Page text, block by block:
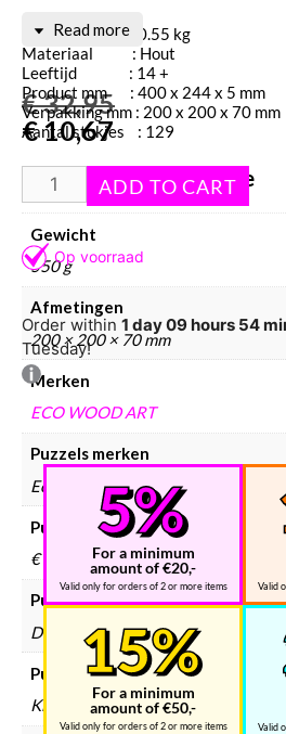
Gewicht : 0.55 kg
Materiaal : Hout
Leeftijd : 14 +
Product mm : 400 x 244 x 5 mm
Verpakking mm : 200 x 200 x 70 mm
Aantal stukjes : 129
Aanvullende informatie
Gewicht
550 g
Afmetingen
200 × 200 × 70 mm
Merken
ECO WOOD ART
Puzzels merken
Eco Wood Art
Puzzels prijsklasse
€ 25 – € 50
Puzzels collectie
Dieren
Puzzels doelgroep
Kinderen, Volwassenen
Read more
€32,95
€10,67
Order within 1 day 09 hours 54
Tuesday!
For a minimum
amount of €20,-
Valid only for orders of 2 or more items Valid
For a minimum
amount of €50,-
Valid only for orders of 2 or more items Valid